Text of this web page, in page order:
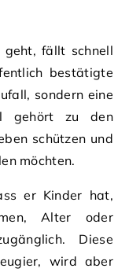
geht, fällt schnell
bestätigte
sondern eine
gehört zu den
schützen und
möchten.
er Kinder hat,
Alter oder
Diese
wird aber